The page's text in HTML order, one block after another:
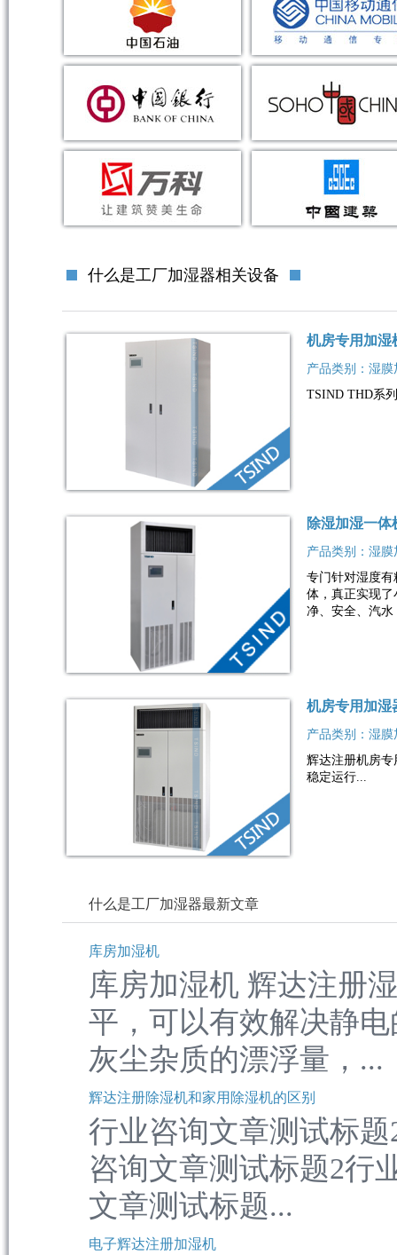
什么是工厂加湿器相关设备
机房专用加湿
产品类别：湿膜
TSIND THD系
除湿加湿一体
产品类别：湿膜
专门针对湿度
体，真正实现
净、安全、汽水
机房专用加湿
产品类别：湿膜
辉达注册机房
稳定运行...
什么是工厂加湿器最新文章
库房加湿机
库房加湿机 辉达注册
平，可以有效解决静
灰尘杂质的漂浮量，...
辉达注册除湿机和家用除湿机的区别
行业咨询文章测试标
咨询文章测试标题2行
文章测试标题...
电子辉达注册加湿机